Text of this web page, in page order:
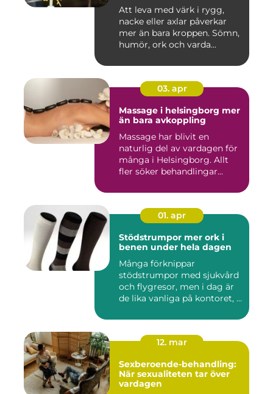
Att leva med värk i rygg,
nacke eller axlar påverkar
mer än bara kroppen. Sömn,
humör, ork och varda...
03. apr
Massage i helsingborg mer
än bara avkoppling
Massage har blivit en
naturlig del av vardagen för
många i Helsingborg. Allt
fler söker behandlingar...
01. apr
Stödstrumpor mer ork i
benen under hela dagen
Många förknippar
stödstrumpor med sjukvård
och flygresor, men i dag är
de lika vanliga på kontoret, ...
12. mar
Sexberoende-behandling:
När sexualiteten tar över
vardagen